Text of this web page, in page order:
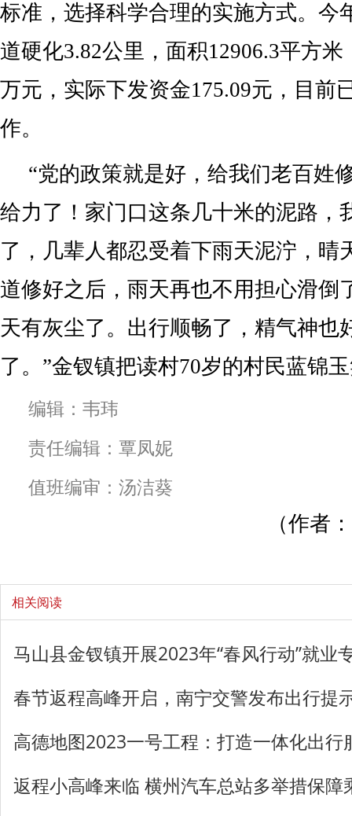
标准，选择科学合理的实施方式。今
道硬化3.82公里，面积12906.3平方米
万元，实际下发资金175.09元，目前
作。
“党的政策就是好，给我们老百姓
给力了！家门口这条几十米的泥路，
了，几辈人都忍受着下雨天泥泞，晴
道修好之后，雨天再也不用担心滑倒
天有灰尘了。出行顺畅了，精气神也
了。”金钗镇把读村70岁的村民蓝锦
编辑：韦玮
责任编辑：覃凤妮
值班编审：汤洁葵
（作者
相关阅读
马山县金钗镇开展2023年“春风行动”就业
春节返程高峰开启，南宁交警发布出行提
高德地图2023一号工程：打造一体化出行
返程小高峰来临 横州汽车总站多举措保障